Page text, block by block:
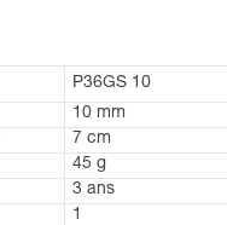
P36GS 10
10 mm
7 cm
45 g
3 ans
1